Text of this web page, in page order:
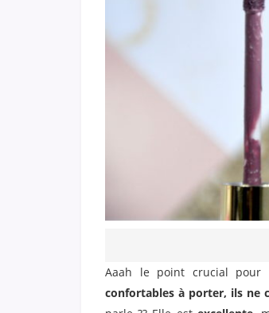
Aaah le point crucial pour
confortables à porter, ils ne